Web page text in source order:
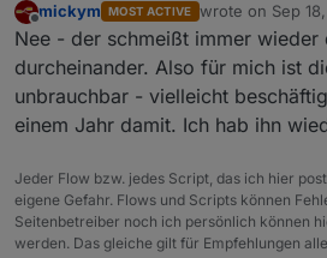
Offline
mickym MOST ACTIVE wrote on Sep
last edited by
Nee - der schmeißt immer wieder
durcheinander. Also für mich ist
unbrauchbar - vielleicht
einem Jahr damit. Ich hab ihn
Jeder Flow bzw. jedes Script, das ich hier
eigene Gefahr. Flows und Scripts können
Seitenbetreiber noch ich persönlich können
werden. Das gleiche gilt für Empfehlungen